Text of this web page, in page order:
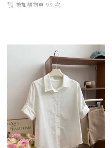
被加購物車 99 次